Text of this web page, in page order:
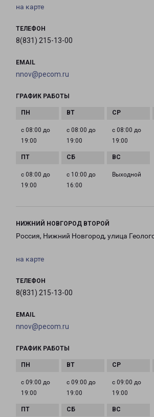
на карте
ТЕЛЕФОН
8(831) 215-13-00
EMAIL
nnov@pecom.ru
ГРАФИК РАБОТЫ
с 08:00 до
19:00
с 08:00 до
19:00
с 08:00 до
19:00
с 08:00 до
19:00
с 10:00 до
16:00
Выходной
НИЖНИЙ НОВГОРОД ВТОРОЙ
Россия, Нижний Новгород, улица
на карте
ТЕЛЕФОН
8(831) 215-13-00
EMAIL
nnov@pecom.ru
ГРАФИК РАБОТЫ
с 09:00 до
19:00
с 09:00 до
19:00
с 09:00 до
19:00